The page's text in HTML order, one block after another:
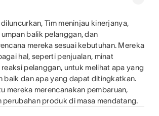
Tim meninjau kinerjanya,
balik pelanggan, dan
mereka sesuai kebutuhan. Mereka
hal, seperti penjualan, minat
pelanggan, untuk melihat apa yang
baik dan apa yang dapat ditingkatkan.
mereka merencanakan pembaruan,
perubahan produk di masa mendatang.